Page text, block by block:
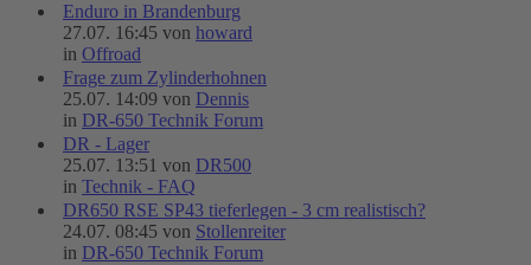
Enduro in Brandenburg
27.07. 16:45 von howard
in Offroad
Frage zum Zylinderhohnen
25.07. 14:09 von Dennis
in DR-650 Technik Forum
DR - Lager
25.07. 13:51 von DR500
in Technik - FAQ
DR650 RSE SP43 tieferlegen - 3 cm realistisch?
24.07. 08:45 von Stollenreiter
in DR-650 Technik Forum